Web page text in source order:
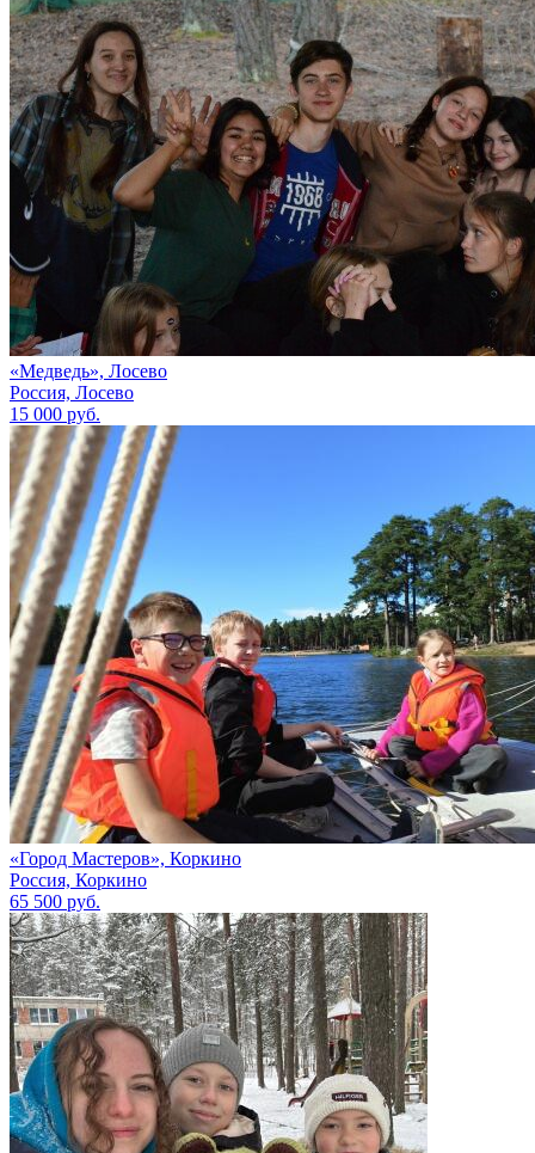
«Медведь», Лосево
Россия, Лосево
15 000 руб.
«Город Мастеров», Коркино
Россия, Коркино
65 500 руб.